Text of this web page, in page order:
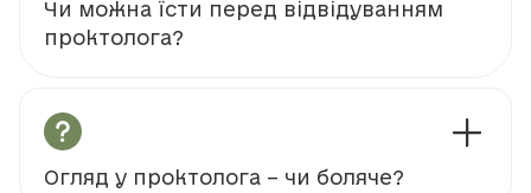
Чи можна їсти перед відвідуванням
проктолога?
Огляд у проктолога – чи боляче?